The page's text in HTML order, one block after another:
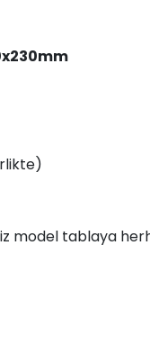
model tablaya